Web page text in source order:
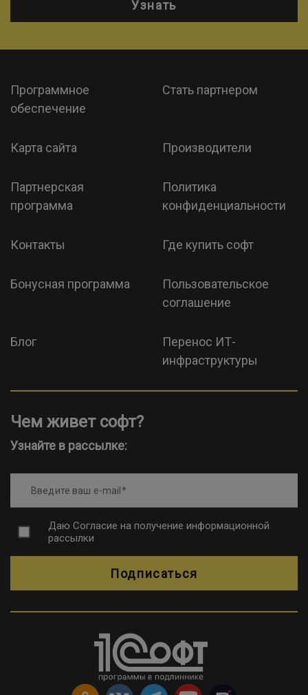
Узнать
Программное
обеспечение
Стать партнером
Карта сайта Производители
Партнерская
программа
Политика
конфиденциальности
Контакты Где купить софт
Бонусная программа
Пользовательское
соглашение
Блог
Перенос ИТ-
инфраструктуры
Чем живет софт?
Узнайте в рассылке:
Введите ваш e-mail
Даю Согласие на получение информационной
рассылки
Подписаться